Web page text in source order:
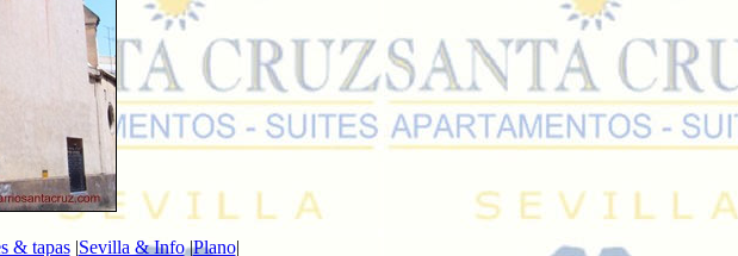
& tapas|Sevilla & Info|Plano|